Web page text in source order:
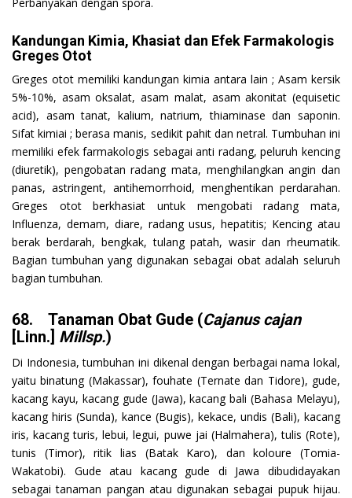
Kandungan Kimia, Khasiat dan Efek Farmakologis
Greges Otot
Greges otot memiliki kandungan kimia antara lain ; Asam kersik
5%-10%, asam oksalat, asam malat, asam akonitat (equisetic
acid), asam tanat, kalium, natrium, thiaminase dan saponin.
Sifat kimiai ; berasa manis, sedikit pahit dan netral. Tumbuhan ini
memiliki efek farmakologis sebagai anti radang, peluruh kencing
(diuretik), pengobatan radang mata, menghilangkan angin dan
panas, astringent, antihemorrhoid, menghentikan perdarahan.
Greges otot berkhasiat untuk mengobati radang mata,
Influenza, demam, diare, radang usus, hepatitis; Kencing atau
berak berdarah, bengkak, tulang patah, wasir dan rheumatik.
Bagian tumbuhan yang digunakan sebagai obat adalah seluruh
bagian tumbuhan.
68. Tanaman Obat Gude (Cajanus cajan
[Linn.] Millsp.)
Di Indonesia, tumbuhan ini dikenal dengan berbagai nama lokal,
yaitu binatung (Makassar), fouhate (Ternate dan Tidore), gude,
kacang kayu, kacang gude (Jawa), kacang bali (Bahasa Melayu),
kacang hiris (Sunda), kance (Bugis), kekace, undis (Bali), kacang
iris, kacang turis, lebui, legui, puwe jai (Halmahera), tulis (Rote),
tunis (Timor), ritik lias (Batak Karo), dan koloure (Tomia-
Wakatobi). Gude atau kacang gude di Jawa dibudidayakan
sebagai tanaman pangan atau digunakan sebagai pupuk hijau.